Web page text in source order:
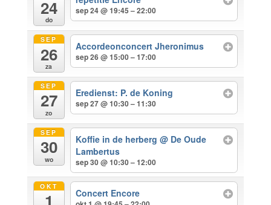
24
do
sep 24 @ 19:45 – 22:00
SEP
26
za
Accordeonconcert Jheronimus
sep 26 @ 15:00 – 17:00
SEP
27
zo
Eredienst: P. de Koning
sep 27 @ 10:30 – 11:30
SEP
30
wo
Koffie in de herberg@ De Oude
Lambertus
sep 30 @ 10:30 – 12:00
OKT
1 Concert Encore